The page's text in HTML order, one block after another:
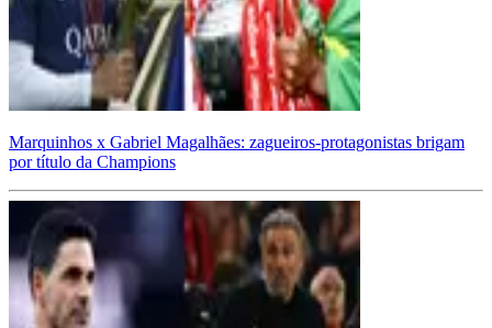
Marquinhos x Gabriel Magalhães: zagueiros-protagonistas brigam
por título da Champions